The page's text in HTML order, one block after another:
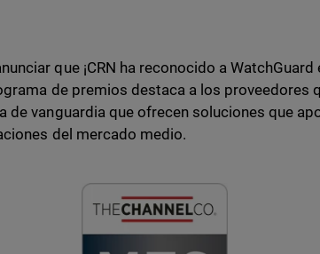
on Reddit
que ¡CRN ha reconocido a
de premios destaca a los proveedores
de vanguardia que ofrecen soluciones que
del mercado medio.